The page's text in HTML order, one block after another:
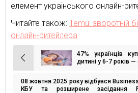
елемент українського онлайн-
Читайте також: Temu: зворотній
онлайн-ритейлера
Навігація
записів
47% українців
дитині у 6-7 років
08 жовтня 2025 року відбувся
КБУ та розширене засідання